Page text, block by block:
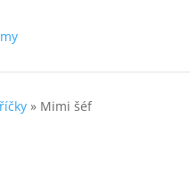
» Mimi šéf